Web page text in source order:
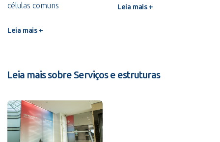
células comuns
Leia mais +
Leia mais +
Leia mais sobre Serviços e estruturas